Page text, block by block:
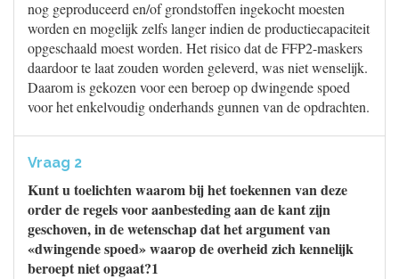
nog geproduceerd en/of grondstoffen ingekocht moesten
worden en mogelijk zelfs langer indien de productiecapaciteit
opgeschaald moest worden. Het risico dat de FFP2-maskers
daardoor te laat zouden worden geleverd, was niet wenselijk.
Daarom is gekozen voor een beroep op dwingende spoed
voor het enkelvoudig onderhands gunnen van de opdrachten.
Vraag 2
Kunt u toelichten waarom bij het toekennen van deze
order de regels voor aanbesteding aan de kant zijn
geschoven, in de wetenschap dat het argument van
«dwingende spoed» waarop de overheid zich kennelijk
beroept niet opgaat?1